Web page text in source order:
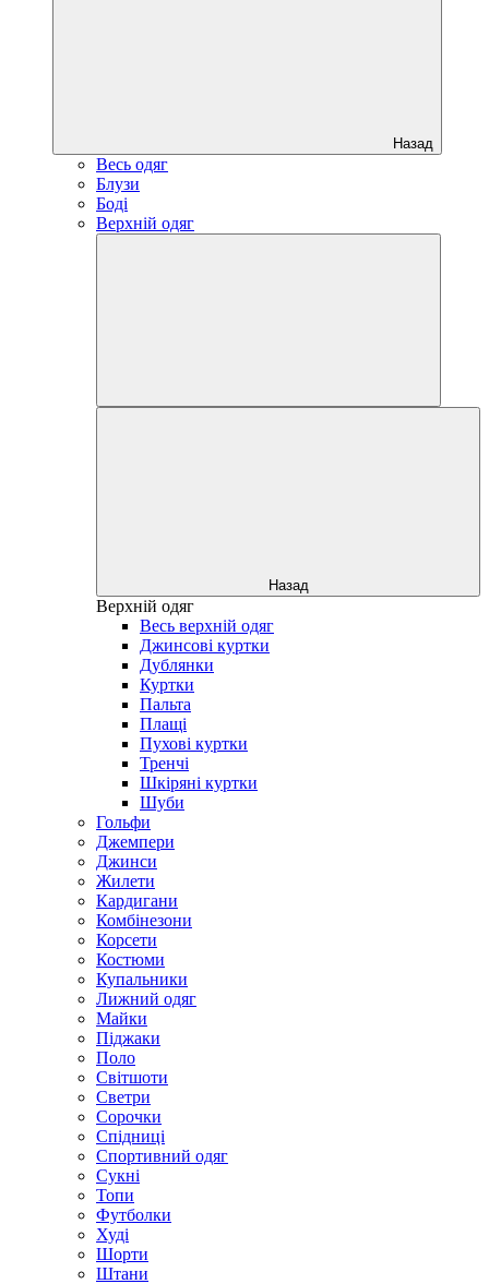
Назад
Весь одяг
Блузи
Боді
Верхній одяг
Назад
Верхній одяг
Весь верхній одяг
Джинсові куртки
Дублянки
Куртки
Пальта
Плащі
Пухові куртки
Тренчі
Шкіряні куртки
Шуби
Гольфи
Джемпери
Джинси
Жилети
Кардигани
Комбінезони
Корсети
Костюми
Купальники
Лижний одяг
Майки
Піджаки
Поло
Світшоти
Светри
Сорочки
Спідниці
Спортивний одяг
Сукні
Топи
Футболки
Худі
Шорти
Штани